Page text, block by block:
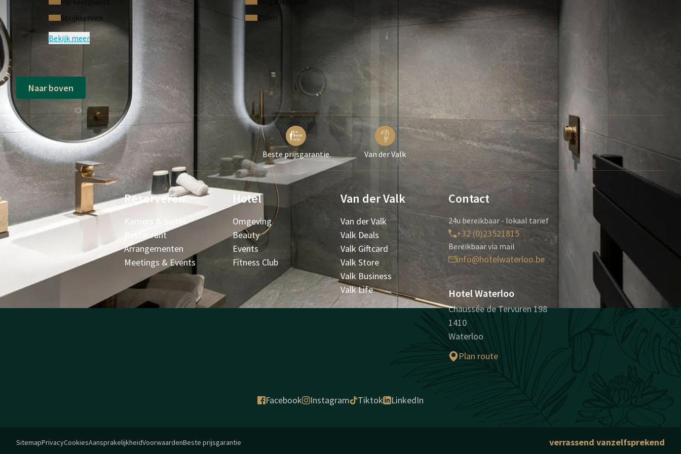
Strijkservice
Zalen
Bekijk meer
Naar boven
Beste prijsgarantie Van der Valk
Reserveren
Kamers & Suites
Restaurant
Arrangementen
Meetings & Events
Hotel
Omgeving
Beauty
Events
Fitness Club
Van der Valk
Van der Valk
Valk Deals
Valk Giftcard
Valk Store
Valk Business
Valk Life
Contact
24u bereikbaar - lokaal tarief
+32 (0)23521815
Bereikbaar via mail
info@hotelwaterloo.be
Hotel Waterloo
Chaussée de Tervuren 198
1410
Waterloo
Plan route
Facebook Instagram Tiktok LinkedIn
verrassend vanzelfsprekend
SitemapPrivacyCookiesAansprakelijkheidVoorwaardenBeste prijsgarantie